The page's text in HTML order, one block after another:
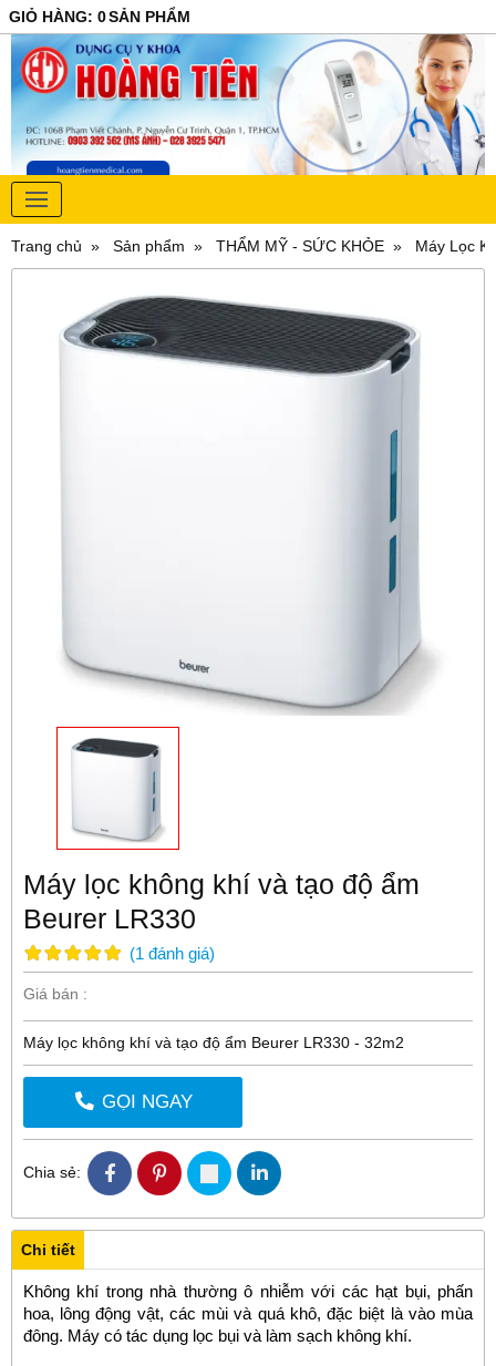
GIỎ HÀNG: 0SẢN PHẨM
Trang chủ Sản phẩm THẨM MỸ - SỨC KHỎE Máy Lọc
Máy lọc không khí và tạo độ ẩm
Beurer LR330
(1 đánh giá)
Giá bán :
Máy lọc không khí và tạo độ ẩm Beurer LR330 - 32m2
GỌI NGAY
Chia sẻ:
Chi tiết
Không khí trong nhà thường ô nhiễm với các hạt bụi, phấn
hoa, lông động vật, các mùi và quá khô, đặc biệt là vào mùa
đông. Máy có tác dụng lọc bụi và làm sạch không khí.